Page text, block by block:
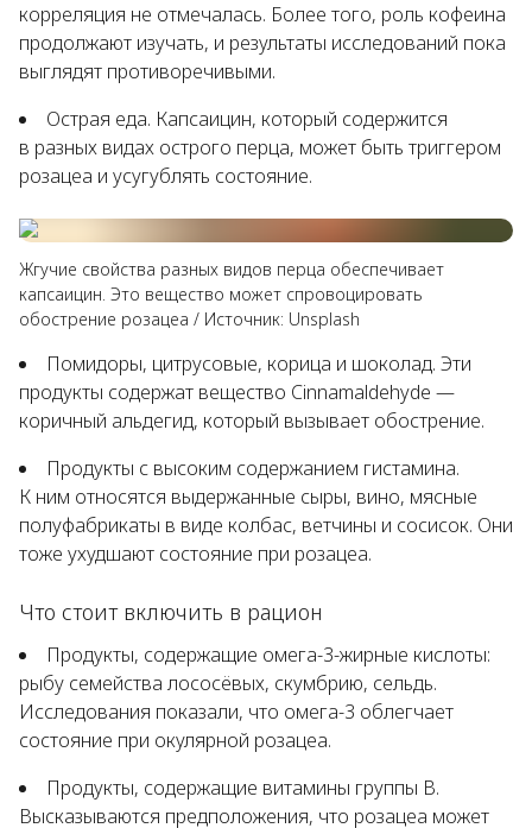
корреляция не отмечалась. Более того, роль кофеина
продолжают изучать, и результаты исследований пока
выглядят противоречивыми.
Острая еда. Капсаицин, который содержится
в разных видах острого перца, может быть триггером
розацеа и усугублять состояние.
Жгучие свойства разных видов перца обеспечивает
капсаицин. Это вещество может спровоцировать
обострение розацеа / Источник: Unsplash
Помидоры, цитрусовые, корица и шоколад. Эти
продукты содержат вещество Cinnamaldehyde —
коричный альдегид, который вызывает обострение.
Продукты с высоким содержанием гистамина.
К ним относятся выдержанные сыры, вино, мясные
полуфабрикаты в виде колбас, ветчины и сосисок. Они
тоже ухудшают состояние при розацеа.
Что стоит включить в рацион
Продукты, содержащие омега-3-жирные кислоты:
рыбу семейства лососёвых, скумбрию, сельдь.
Исследования показали, что омега-3 облегчает
состояние при окулярной розацеа.
Продукты, содержащие витамины группы B.
Высказываются предположения, что розацеа может